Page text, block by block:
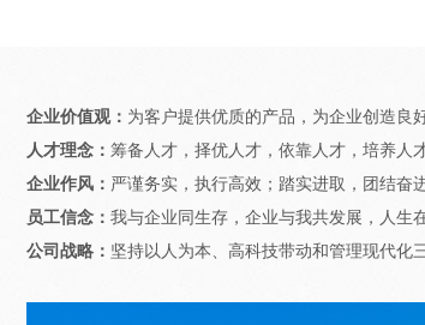
企业价值观： 为客户提供优质的产品，为企业创造良
人才理念： 筹备人才，择优人才，依靠人才，培养人
企业作风： 严谨务实，执行高效；踏实进取，团结奋
员工信念： 我与企业同生存，企业与我共发展，人生
公司战略： 坚持以人为本、高科技带动和管理现代化